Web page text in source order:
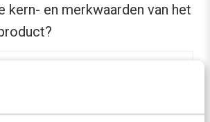
kern- en merkwaarden van het